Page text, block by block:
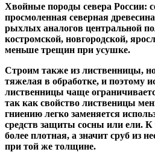
Хвойные породы севера России:
просмоленная северная
рыхлых аналогов центральной
костромской, новгородской,
меньше трещин при усушке.
Строим также из лиственницы,
тяжелая в обработке, и поэтому
лиственницы чаще
так как свойство лиственицы
гниению легко заменяется
средств защиты сосны или ели. К
более плотная, а значит сруб из
при той же толщине.